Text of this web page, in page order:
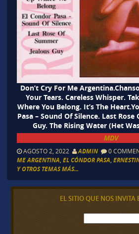
Don’t Cry For Me
Your Tears. Careless Whisper.
Where You Belong. It’s The
Pasa – Sound Of Silence. Last
Guy. The Rising Water (Het
MDV
AGOSTO 2, 2022 ADMIN 0
ME ARGENTINA EL CÓNDOR PASA
Y OTROS TEMAS MÁS...
EL SITIO QUE NOS INVITA
B
u